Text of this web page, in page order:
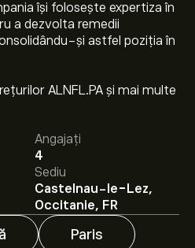
își folosește expertiza în
a dezvolta remedii
și astfel poziția în
ALNFL.PA și mai multe
Angajați
4
Sediu
Castelnau-le-Lez,
Occitanie, FR
Paris
este 0.880‎€‎.
Nfl Biosciences SAS
un contpe eToro pentru
de preț.
acțiunile Nfl Biosciences